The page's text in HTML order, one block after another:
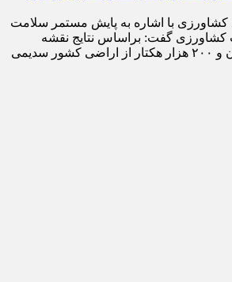
کشاورزی با اشاره به پایش مستمر سلامت
گفت: براساس نتایج نقشه